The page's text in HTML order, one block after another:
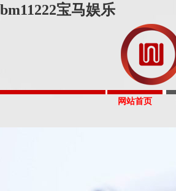
bm11222宝马娱乐
网站首页